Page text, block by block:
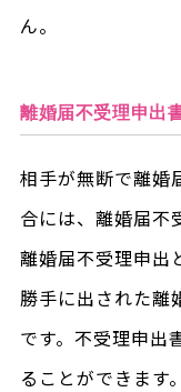
ん。
離婚届不受理申出
相手が無断で離婚
合には、離婚届不
離婚届不受理申出
勝手に出された離
です。不受理申出
ることができます。